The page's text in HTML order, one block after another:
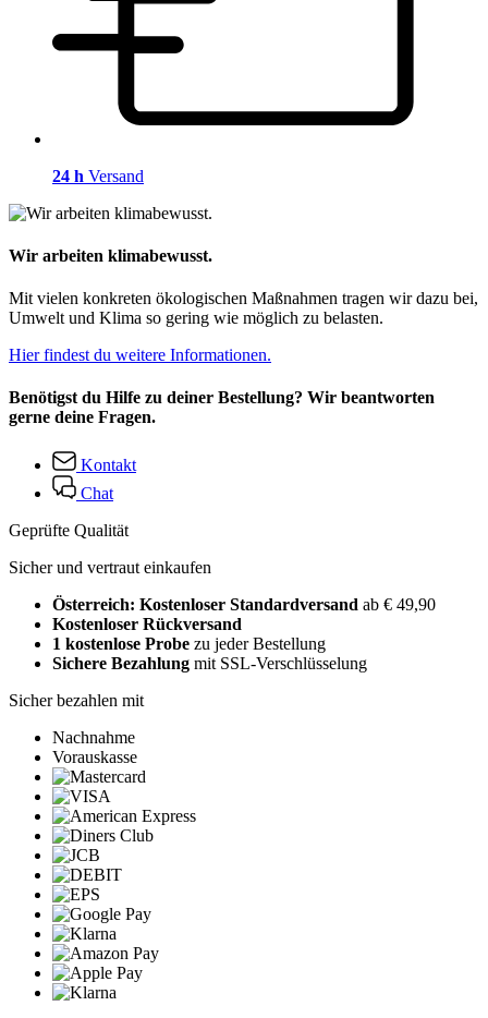
24 h Versand
Wir arbeiten klimabewusst.
Mit vielen konkreten ökologischen Maßnahmen tragen wir dazu bei,
Umwelt und Klima so gering wie möglich zu belasten.
Hier findest du weitere Informationen.
Benötigst du Hilfe zu deiner Bestellung? Wir beantworten
gerne deine Fragen.
Kontakt
Chat
Geprüfte Qualität
Sicher und vertraut einkaufen
Österreich: Kostenloser Standardversand ab € 49,90
Kostenloser Rückversand
1 kostenlose Probe zu jeder Bestellung
Sichere Bezahlung mit SSL-Verschlüsselung
Sicher bezahlen mit
Nachnahme
Vorauskasse